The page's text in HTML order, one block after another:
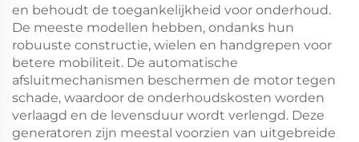
en behoudt de toegankelijkheid voor onderhoud.
De meeste modellen hebben, ondanks hun
robuuste constructie, wielen en handgrepen voor
betere mobiliteit. De automatische
afsluitmechanismen beschermen de motor tegen
schade, waardoor de onderhoudskosten worden
verlaagd en de levensduur wordt verlengd. Deze
generatoren zijn meestal voorzien van uitgebreide